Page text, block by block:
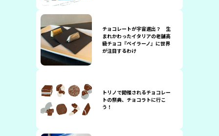
チョコレートが宇宙進出？ 生
まれかわったイタリアの老舗高
級チョコ『ぺイラーノ』に世界
が注目するわけ
トリノで開催されるチョコレー
トの祭典、チョコラトに行こ
う！